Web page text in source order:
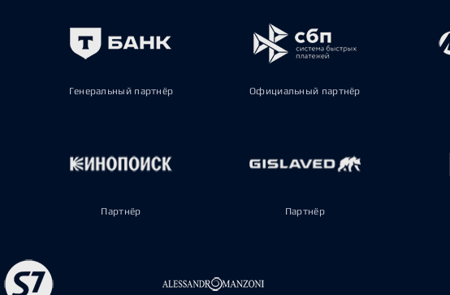
Генеральный партнёр Официальный партнёр
Партнёр Партнёр